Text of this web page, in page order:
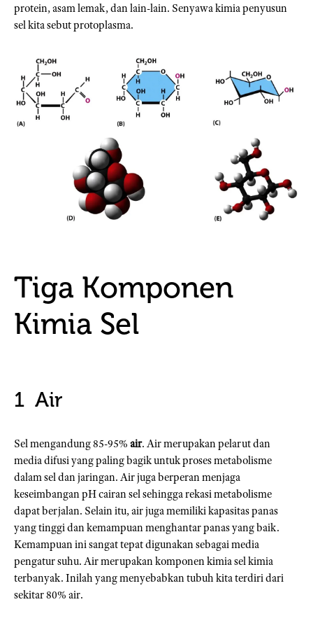
protein, asam lemak, dan lain-lain. Senyawa kimia penyusun
sel kita sebut protoplasma.
Tiga Komponen
Kimia Sel
Air
Sel mengandung 85-95% air. Air merupakan pelarut dan
media difusi yang paling bagik untuk proses metabolisme
dalam sel dan jaringan. Air juga berperan menjaga
keseimbangan pH cairan sel sehingga rekasi metabolisme
dapat berjalan. Selain itu, air juga memiliki kapasitas panas
yang tinggi dan kemampuan menghantar panas yang baik.
Kemampuan ini sangat tepat digunakan sebagai media
pengatur suhu. Air merupakan komponen kimia sel kimia
terbanyak. Inilah yang menyebabkan tubuh kita terdiri dari
sekitar 80% air.